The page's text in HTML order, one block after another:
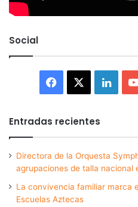
Social
Facebook
Entradas recientes
Directora de la Orquesta
agrupaciones de talla nacional
La convivencia familiar marca
Escuelas Aztecas